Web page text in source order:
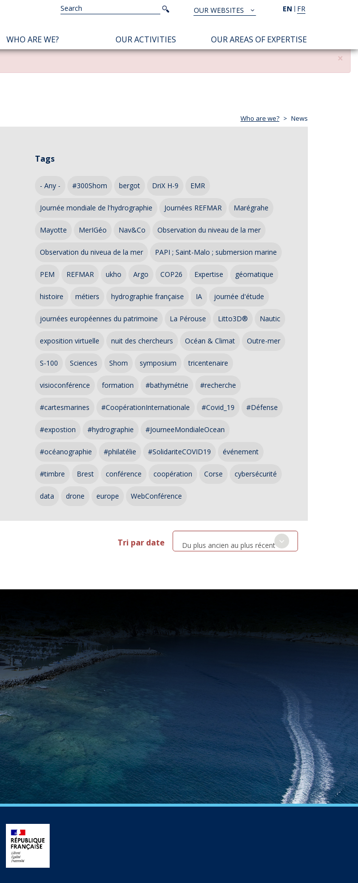
EN FR
TOUS
NOS
SITES
OUR WEBSITES
Search
Search
WHO ARE WE? OUR ACTIVITIES OUR AREAS OF EXPERTISE
×
Who are we? News
Tags
- Any - #300Shom bergot DriX H-9 EMR
Journée mondiale de l'hydrographie Journées REFMAR Marégrahe
Mayotte MerIGéo Nav&Co Observation du niveau de la mer
Observation du niveua de la mer PAPI ; Saint-Malo ; submersion marine
PEM REFMAR ukho Argo COP26 Expertise géomatique
histoire métiers hydrographie française IA journée d'étude
journées européennes du patrimoine La Pérouse Litto3D® Nautic
exposition virtuelle nuit des chercheurs Océan & Climat Outre-mer
S-100 Sciences Shom symposium tricentenaire
visioconférence formation #bathymétrie #recherche
#cartesmarines #CoopérationInternationale #Covid_19 #Défense
#expostion #hydrographie #JourneeMondialeOcean
#océanographie #philatélie #SolidariteCOVID19 événement
#timbre Brest conférence coopération Corse cybersécurité
data drone europe WebConférence
Tri par date Du plus ancien au plus récent